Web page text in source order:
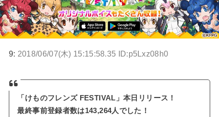
9: 2018/06/07(木) 15:15:58.35 ID:p5Lxz08h0
「けものフレンズ FESTIVAL」本日リリース！
最終事前登録者数は143,264人でした！